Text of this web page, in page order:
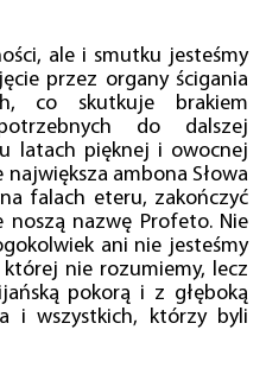
ale i smutku jesteśmy
przez organy ścigania
co skutkuje brakiem
do dalszej
latach pięknej i owocnej
ambona Słowa
falach eteru, zakończyć
noszą nazwę Profeto. Nie
ani nie jesteśmy
nie rozumiemy, lecz
pokorą i z głęboką
i wszystkich, którzy byli